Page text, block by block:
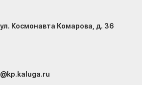
Космонавта Комарова, д. 36